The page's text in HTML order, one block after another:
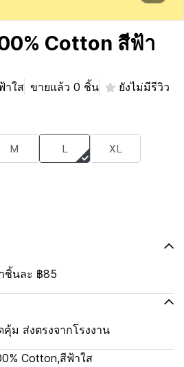
Cotton สีฟ้า
าใส ขายแล้ว 0 ชิ้น
ยังไม่มีรีวิว
M L
XL
ชิ้นละ ฿85
ม ส่งตรงจากโรงงาน
Cotton,สีฟ้าใส